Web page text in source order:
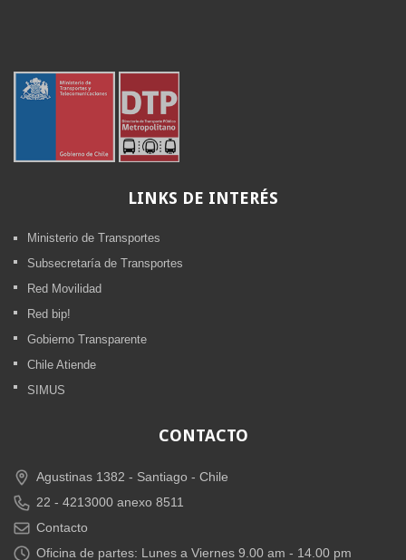
LINKS DE INTERÉS
Ministerio de Transportes
Subsecretaría de Transportes
Red Movilidad
Red bip!
Gobierno Transparente
Chile Atiende
SIMUS
CONTACTO
Agustinas 1382 - Santiago - Chile
22 - 4213000 anexo 8511
Contacto
Oficina de partes: Lunes a Viernes 9.00 am - 14.00 pm